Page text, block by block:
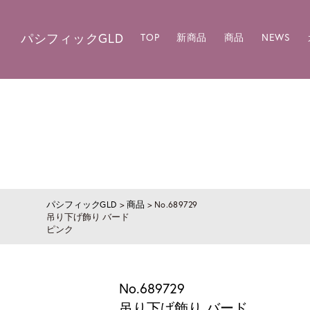
パシフィックGLD TOP 新商品 商品 NEWS
パシフィックGLD >商品 > No.689729
吊り下げ飾り バード
ピンク
No.689729